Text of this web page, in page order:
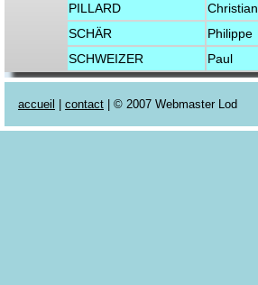
PILLARD
Christian
SCHÄR
Philippe
SCHWEIZER
Paul
accueil contact | © 2007 Webmaster Lod